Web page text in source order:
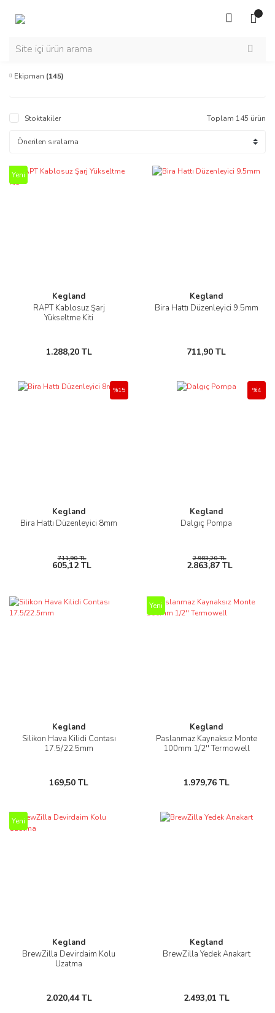
Ekipman (145)
Stoktakiler Toplam 145 ürün
Yeni
Kegland
RAPT Kablosuz Şarj
Yükseltme Kiti
1.288,20 TL
Kegland
Bira Hattı Düzenleyici 9.5mm
711,90 TL
Kegland
Bira Hattı Düzenleyici 8mm
%15
711,90 TL
605,12 TL
Kegland
Dalgıç Pompa
%4
2.983,20 TL
2.863,87 TL
Kegland
Silikon Hava Kilidi Contası
17.5/22.5mm
169,50 TL
Yeni
Kegland
Paslanmaz Kaynaksız Monte
100mm 1/2'' Termowell
1.979,76 TL
Yeni
Kegland
BrewZilla Devirdaim Kolu
Uzatma
2.020,44 TL
Kegland
BrewZilla Yedek Anakart
2.493,01 TL